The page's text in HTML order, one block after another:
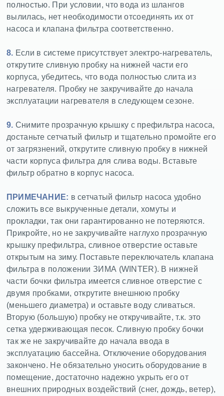
полностью. При условии, что вода из шлангов
вылилась, нет необходимости отсоединять их от
насоса и клапана фильтра соответственно.
8. Если в системе присутствует электро-нагреватель,
открутите сливную пробку на нижней части его
корпуса, убедитесь, что вода полностью слита из
нагревателя. Пробку не закручивайте до начала
эксплуатации нагревателя в следующем сезоне.
9. Снимите прозрачную крышку с префильтра насоса,
достаньте сетчатый фильтр и тщательно промойте его
от загрязнений, открутите сливную пробку в нижней
части корпуса фильтра для слива воды. Вставьте
фильтр обратно в корпус насоса.
ПРИМЕЧАНИЕ: в сетчатый фильтр насоса удобно
сложить все выкрученные детали, хомуты и
прокладки, так они гарантированно не потеряются.
Прикройте, но не закручивайте наглухо прозрачную
крышку префильтра, сливное отверстие оставьте
открытым на зиму. Поставьте переключатель клапана
фильтра в положении ЗИМА (WINTER). В нижней
части бочки фильтра имеется сливное отверстие с
двумя пробками, открутите внешнюю пробку
(меньшего диаметра) и оставьте воду сливаться.
Вторую (большую) пробку не откручивайте, т.к. это
сетка удерживающая песок. Сливную пробку бочки
так же не закручивайте до начала ввода в
эксплуатацию бассейна. Отключение оборудования
закончено. Не обязательно уносить оборудование в
помещение, достаточно надежно укрыть его от
внешних природных воздействий (снег, дождь, ветер),